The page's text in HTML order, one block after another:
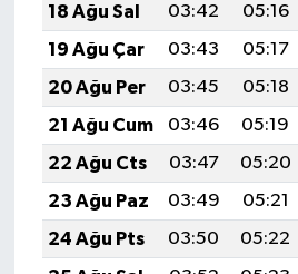
18 Ağu Sal
03:42 05:16
19 Ağu Çar
03:43 05:17
20 Ağu Per
03:45 05:18
21 Ağu Cum
03:46 05:19
22 Ağu Cts
03:47 05:20
23 Ağu Paz
03:49 05:21
24 Ağu Pts
03:50 05:22